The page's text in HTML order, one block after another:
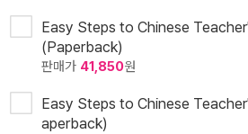
Easy Steps to Chinese
(Paperback)
판매가 41,850원
Easy Steps to Chinese
aperback)